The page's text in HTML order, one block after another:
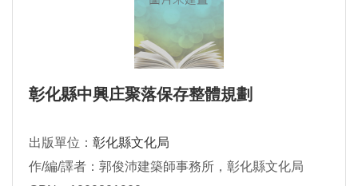
彰化縣中興庄聚落保存整體規劃
出版單位： 彰化縣文化局
作/編/譯者：郭俊沛建築師事務所，彰化縣文化局